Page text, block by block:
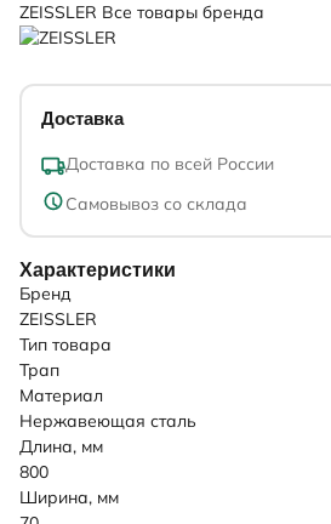
ZEISSLER Все товары бренда
Доставка
Доставка по всей России
Самовывоз со склада
Характеристики
Бренд
ZEISSLER
Тип товара
Трап
Материал
Нержавеющая сталь
Длина, мм
800
Ширина, мм